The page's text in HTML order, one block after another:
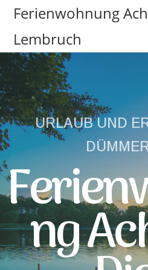
Ferienwohnung
Lembruch
URLAUB UND
Ng